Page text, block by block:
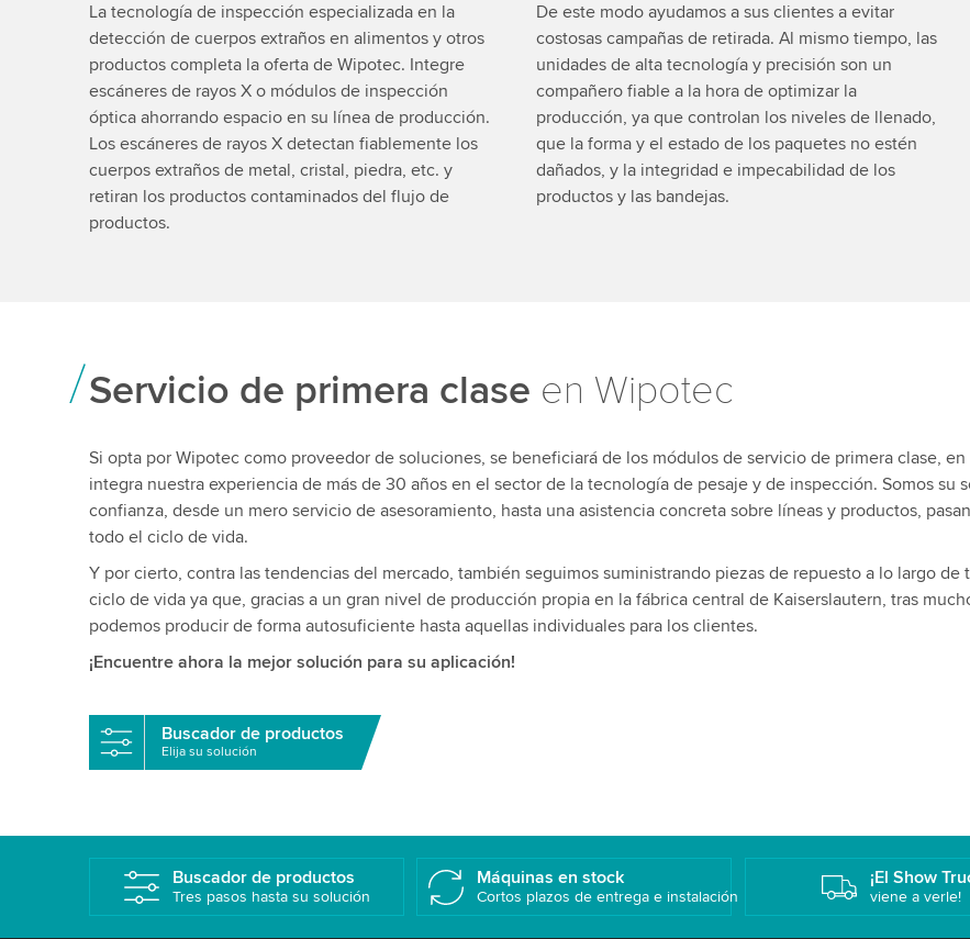
La tecnología de inspección especializada en la
detección de cuerpos extraños en alimentos y otros
productos completa la oferta de Wipotec. Integre
escáneres de rayos X o módulos de inspección
óptica ahorrando espacio en su línea de producción.
Los escáneres de rayos X detectan fiablemente los
cuerpos extraños de metal, cristal, piedra, etc. y
retiran los productos contaminados del flujo de
productos.
De este modo ayudamos a sus clientes a evitar
costosas campañas de retirada. Al mismo tiempo, las
unidades de alta tecnología y precisión son un
compañero fiable a la hora de optimizar la
producción, ya que controlan los niveles de llenado,
que la forma y el estado de los paquetes no estén
dañados, y la integridad e impecabilidad de los
productos y las bandejas.
Servicio de primera clase en Wipotec
Si opta por Wipotec como proveedor de soluciones, se beneficiará de los módulos de servicio de primera clase, en
integra nuestra experiencia de más de 30 años en el sector de la tecnología de pesaje y de inspección. Somos su
confianza, desde un mero servicio de asesoramiento, hasta una asistencia concreta sobre líneas y productos,
todo el ciclo de vida.
Y por cierto, contra las tendencias del mercado, también seguimos suministrando piezas de repuesto a lo largo de
ciclo de vida ya que, gracias a un gran nivel de producción propia en la fábrica central de Kaiserslautern, tras
podemos producir de forma autosuficiente hasta aquellas individuales para los clientes.
¡Encuentre ahora la mejor solución para su aplicación!
Buscador de productos
Elija su solución
Buscador de productos
Tres pasos hasta su solución
Máquinas en stock
Cortos plazos de entrega e instalación
¡El Show
viene a verle!